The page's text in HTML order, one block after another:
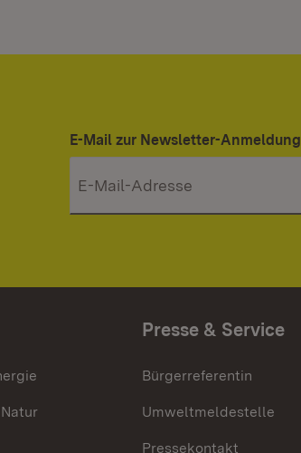
E-Mail zur Newsletter-Anmeldung
Presse & Service
Bürgerreferentin
Umweltmeldestelle
Pressekontakt